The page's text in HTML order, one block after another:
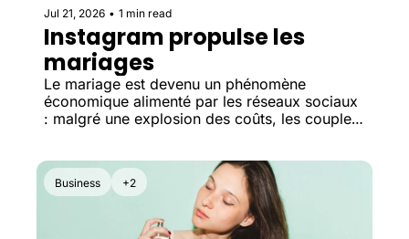
Jul 21, 2026 • 1 min read
Instagram propulse les
mariages
Le mariage est devenu un phénomène
économique alimenté par les réseaux sociaux
: malgré une explosion des coûts, les couples
financer le mariage parfait.
Business +2